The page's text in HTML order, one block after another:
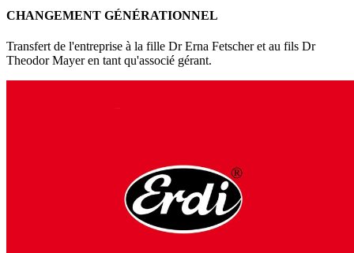
CHANGEMENT GÉNÉRATIONNEL
Transfert de l'entreprise à la fille Dr Erna Fetscher et au fils Dr
Theodor Mayer en tant qu'associé gérant.